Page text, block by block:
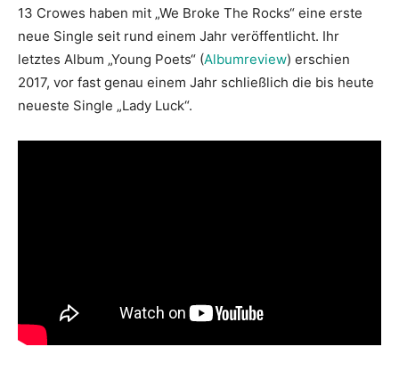
13 Crowes haben mit „We Broke The Rocks“ eine erste
neue Single seit rund einem Jahr veröffentlicht. Ihr
letztes Album „Young Poets“ (Albumreview) erschien
2017, vor fast genau einem Jahr schließlich die bis heute
neueste Single „Lady Luck“.